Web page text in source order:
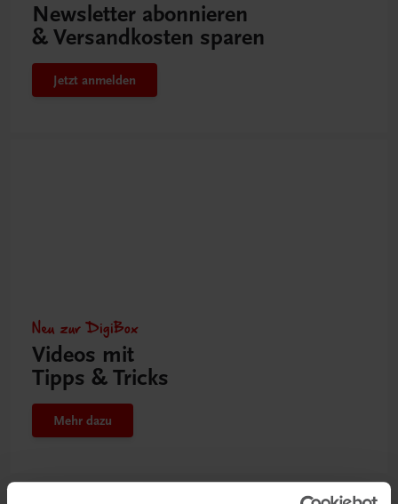
Newsletter abonnieren
& Versandkosten sparen
Jetzt anmelden
Neu zur DigiBox
Videos mit
Tipps & Tricks
Mehr dazu